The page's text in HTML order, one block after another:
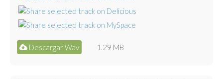
Descargar Wav 1.29 MB